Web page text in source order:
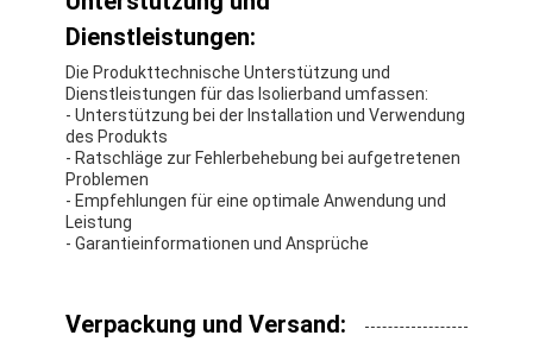
Dienstleistungen:
Die Produkttechnische Unterstützung und
Dienstleistungen für das Isolierband umfassen:
- Unterstützung bei der Installation und Verwendung
des Produkts
- Ratschläge zur Fehlerbehebung bei aufgetretenen
Problemen
- Empfehlungen für eine optimale Anwendung und
Leistung
- Garantieinformationen und Ansprüche
Verpackung und Versand: